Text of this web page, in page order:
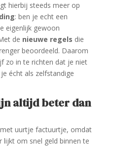
hierbij steeds meer op
: ben je echt een
eigenlijk gewoon
de nieuwe regels die
beoordeeld. Daarom
zo in te richten dat je niet
écht als zelfstandige
altijd beter dan
uurtje factuurtje, omdat
lijkt om snel geld binnen te